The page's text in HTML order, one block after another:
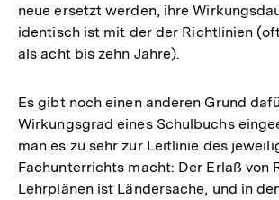
neue ersetzt werden, ihre
identisch ist mit der der Richtlinien
als acht bis zehn Jahre).
Es gibt noch einen anderen Grund
Wirkungsgrad eines Schulbuchs
man es zu sehr zur Leitlinie des
Fachunterrichts macht: Der Erlaß von
Lehrplänen ist Ländersache, und in